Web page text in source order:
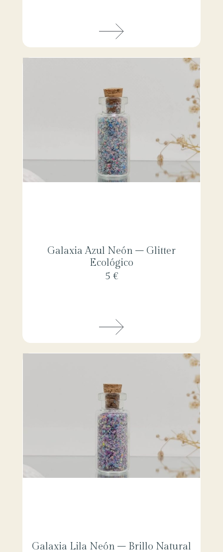
Galaxia Azul Neón – Glitter
Ecológico
5 €
Galaxia Lila Neón – Brillo Natural